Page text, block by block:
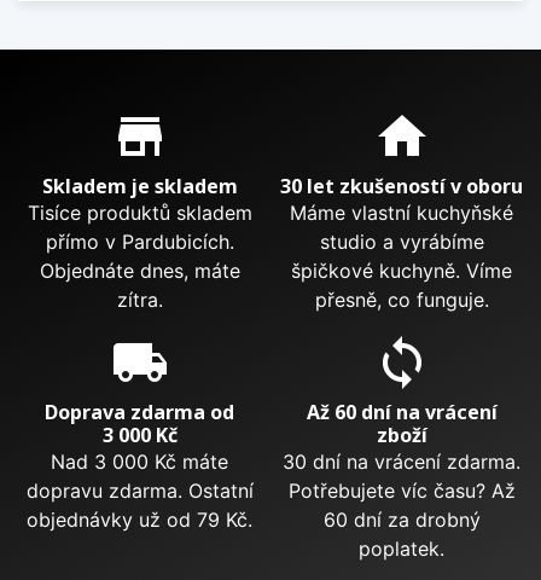
Proč nakupovat u nás?
store_mall_directory
Skladem je skladem
Tisíce produktů skladem
přímo v Pardubicích.
Objednáte dnes, máte
zítra.
home
30 let zkušeností v oboru
Máme vlastní kuchyňské
studio a vyrábíme
špičkové kuchyně. Víme
přesně, co funguje.
local_shipping
Doprava zdarma od
3 000 Kč
Nad 3 000 Kč máte
dopravu zdarma. Ostatní
objednávky už od 79 Kč.
sync
Až 60 dní na vrácení
zboží
30 dní na vrácení zdarma.
Potřebujete víc času? Až
60 dní za drobný
poplatek.